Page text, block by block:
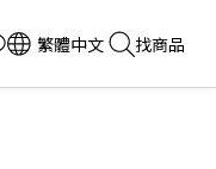
繁體中文 找商品